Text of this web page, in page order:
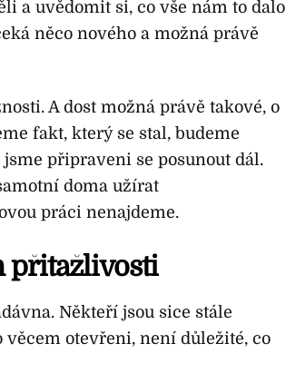
a uvědomit si, co vše nám to dalo
něco nového a možná právě
A dost možná právě takové, o
fakt, který se stal, budeme
připraveni se posunout dál.
doma užírat
práci nenajdeme.
přitažlivosti
Někteří jsou sice stále
otevřeni, není důležité, co